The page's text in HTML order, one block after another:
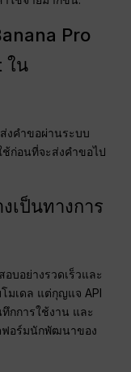
Pro
ใน
งคำขอผ่านระบบ
ก่อนที่จะส่งคำขอไป
เป็นทางการ
บอย่างรวดเร็วและ
มเดล แต่กุญแจ API
ทึกการใช้งาน และ
ฟอร์มนักพัฒนาของ